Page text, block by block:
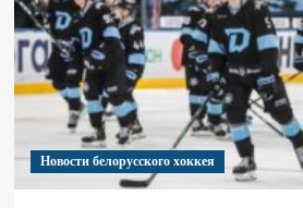
Новости белорусского хоккея